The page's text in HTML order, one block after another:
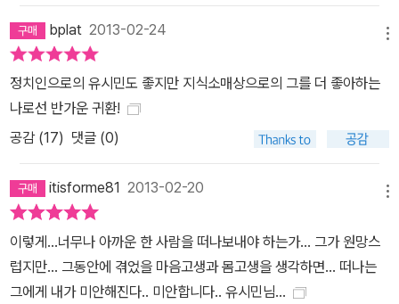
함께 사회적 선을 이루어나갈 때, 우리는 비로소 자연이 우리에게 준
모든 것을 남김없이 사용해 최고의 행복을 누릴 수 있다. 그런 인생이
가장 아름답고 품격 있는 인생이다. 공감을 바탕으로 사회적 공동선
을 이루어 나가는 것을 나는 ‘연대’라고 부른다. 그리고 이러한 연대가
이루어내는 아름답고 유쾌한 변화를 ‘진보’라고 이해한다. <…> 진보
의 낡은 고정관념을 버릴 때가 왔다. <…> 진보주의는 만인의 것이다.
누구든 유전적으로 무관한 타인의 복지를 위해 사적 자원을 기꺼이
내놓은 자발성을 발휘한다면 그 사람이 진보주의자이다. 나는 그렇게
생각한다.(p.249) 일, 놀이, 사랑은 ‘삶의 위대한 세 영역’이다. 흔히
들 그것만으로 훌륭한 삶, 인간다운 삶을 영위할 수 있다고 말한다. 그
러나 일과 놀이, 사랑만큼이나 본질적인 삶의 요소가 있다. 그것은 연
대(solidarity)이다. 타인과의 연대 또는 사회적 연대는 단순한 도덕
bplat 2013-02-24
정치인으로의 유시민도 좋지만 지식소매상으로의 그를 더 좋아하는
나로선 반가운 귀환!
공감 (17) 댓글 (0)
itisforme81 2013-02-20
이렇게...너무나 아까운 한 사람을 떠나보내야 하는가... 그가 원망스
럽지만... 그동안에 겪었을 마음고생과 몸고생을 생각하면... 떠나는
그에게 내가 미안해진다.. 미안합니다.. 유시민님...